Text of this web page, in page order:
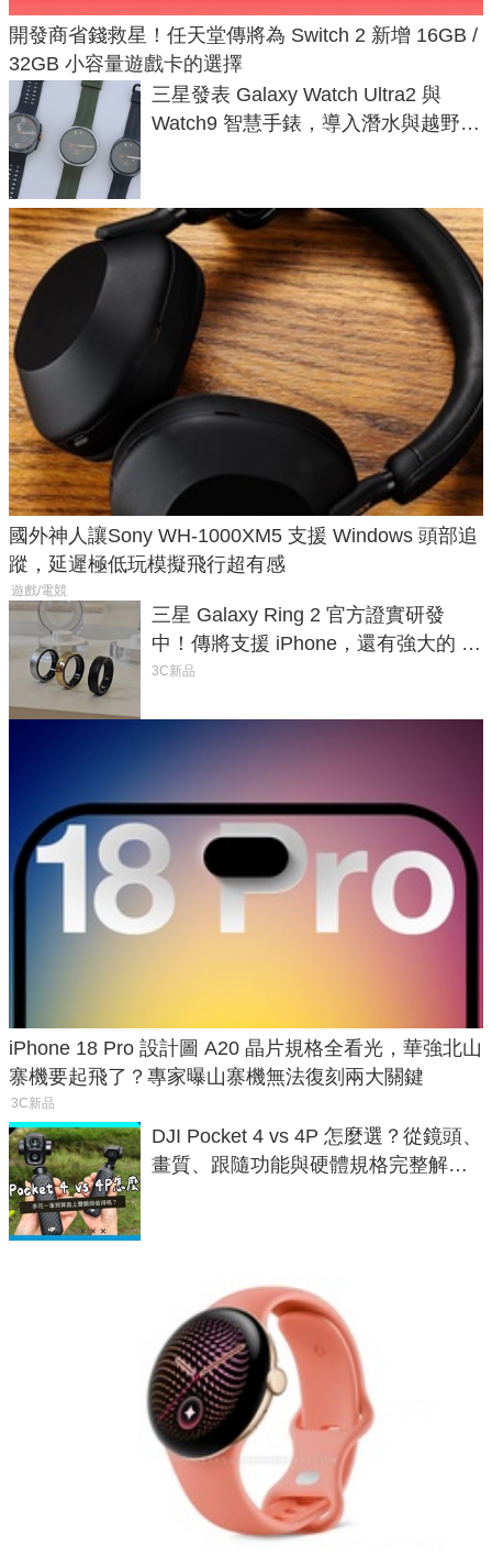
開發商省錢救星！任天堂傳將為 Switch 2 新增 16GB /
32GB 小容量遊戲卡的選擇
三星發表 Galaxy Watch Ultra2 與
Watch9 智慧手錶，導入潛水與越野跑
國外神人讓Sony WH-1000XM5 支援 Windows 頭部追
蹤，延遲極低玩模擬飛行超有感
遊戲/電競
三星 Galaxy Ring 2 官方證實研發
中！傳將支援 iPhone，還有強大的 AI
與智慧家電連動功能
3C新品
iPhone 18 Pro 設計圖 A20 晶片規格全看光，華強北山
寨機要起飛了？專家曝山寨機無法復刻兩大關鍵
3C新品
DJI Pocket 4 vs 4P 怎麼選？從鏡頭、
畫質、跟隨功能與硬體規格完整解